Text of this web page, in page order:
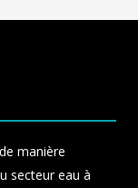
manière
secteur eau à